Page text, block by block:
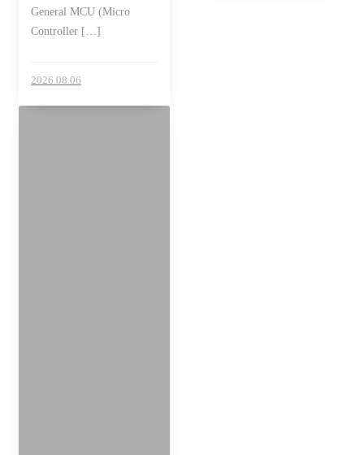
General MCU (Micro
Controller […]
2026.08.06